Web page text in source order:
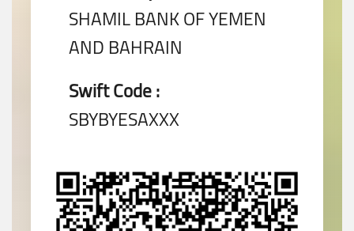
SHAMIL BANK OF YEMEN
AND BAHRAIN
Swift Code :
SBYBYESAXXX